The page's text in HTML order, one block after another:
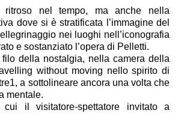
nel tempo, ma anche nella
dove si è stratificata l’immagine del
nei luoghi nell’iconografia
e sostanziato l’opera di Pelletti.
della nostalgia, nella camera della
without moving nello spirito di
a sottolineare ancora una volta che
mentale.
il visitatore-spettatore invitato a